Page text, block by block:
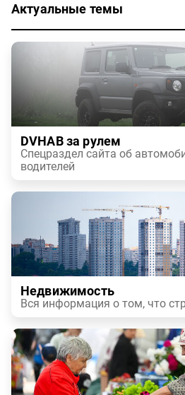
Актуальные темы
DVHAB за рулем
Спецраздел сайта об
водителей
Недвижимость
Вся информация о том, что